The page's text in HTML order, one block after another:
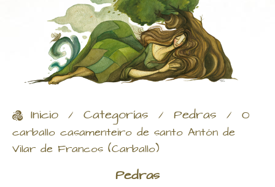
Inicio / Categorías / Pedras / O
carballo casamenteiro de santo Antón de
Vilar de Francos (Carballo)
Pedras